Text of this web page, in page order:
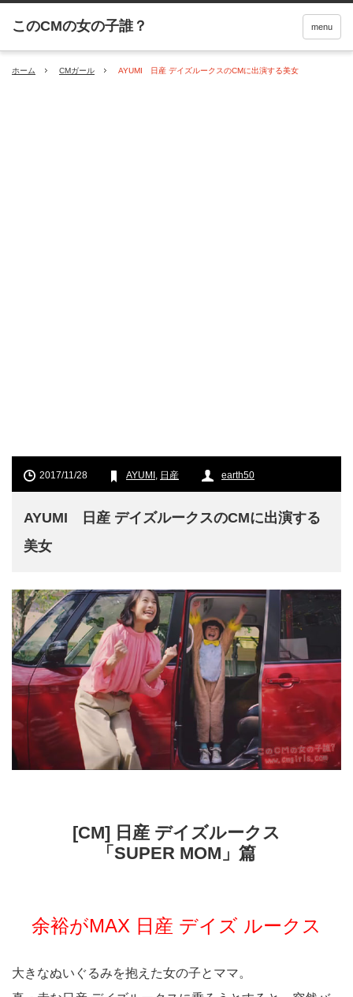
menu
ホーム CMガール AYUMI 日産 デイズルークスのCMに出演する美女
2017/11/28 AYUMI , 日産 earth50
AYUMI 日産 デイズルークスのCMに出演する
美女
[CM] 日産 デイズルークス
「SUPER MOM」篇
余裕がMAX 日産 デイズ ルークス
大きなぬいぐるみを抱えた女の子とママ。